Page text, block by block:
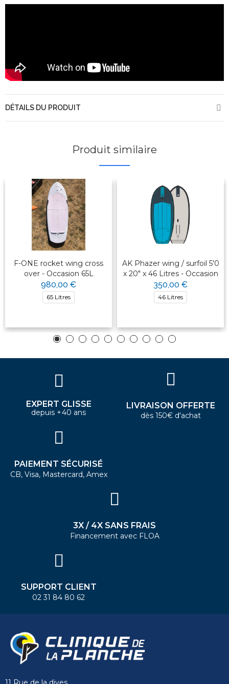
DÉTAILS DU PRODUIT
Produit similaire
F-ONE rocket wing cross
over - Occasion 65L
980,00 €
65 Litres
AK Phazer wing / surfoil 5'0
x 20" x 46 Litres - Occasion
350,00 €
46 Litres
EXPERT GLISSE
depuis +40 ans
LIVRAISON OFFERTE
dès 150€ d'achat
PAIEMENT SÉCURISÉ
CB, Visa, Mastercard, Amex
3X / 4X SANS FRAIS
Financement avec FLOA
SUPPORT CLIENT
02 31 84 80 62